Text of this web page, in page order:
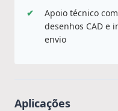
✔
Apoio técnico
desenhos CAD e
envio
Aplicações